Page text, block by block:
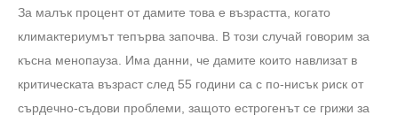
За малък процент от дамите това е възрастта, когато
климактериумът тепърва започва. В този случай говорим за
късна менопауза. Има данни, че дамите които навлизат в
критическата възраст след 55 години са с по-нисък риск от
сърдечно-съдови проблеми, защото естрогенът се грижи за